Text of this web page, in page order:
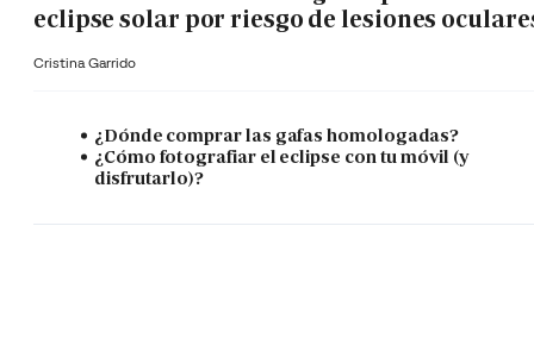
eclipse solar por riesgo de lesiones
Cristina Garrido
¿Dónde comprar las gafas homologadas?
¿Cómo fotografiar el eclipse con tu móvil (y
disfrutarlo)?